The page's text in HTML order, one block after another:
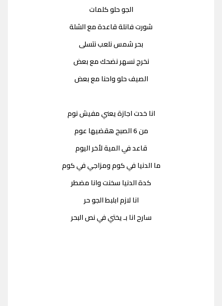
الجو حلو كلمات
شورت فانلة قاعدة مع الشلة
بحر شمس نلعب نتسلى
نخرج نسهر نضحك مع بعض
الصيف حلو واحنا مع بعض
انا خدت اجازة يعني مفيش نوم
من 6 الصبح هقضيها عوم
قاعد في المية لأخر اليوم
ما الدنيا في كوم ومزاجي في كوم
كدة الدنيا سخنت وانا مضطر
انا لازم ابلبط الجو حر
سارح انا بـ يختي في نص البحر